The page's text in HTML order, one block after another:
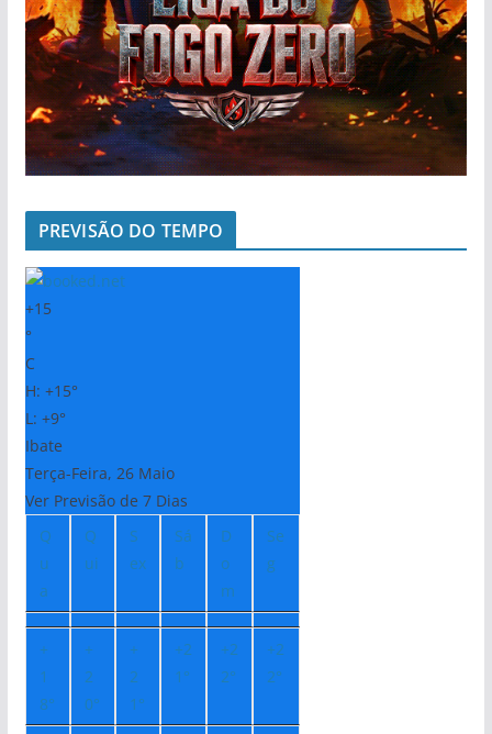
PREVISÃO DO TEMPO
+15
°
C
H: +15°
L: +9°
Ibate
Terça-Feira, 26 Maio
Ver Previsão de 7 Dias
Q
u
a
Q
ui
S
ex
Sá
b
D
o
m
Se
g
+
1
8°
+
2
0°
+
2
1°
+2
1°
+2
2°
+2
2°